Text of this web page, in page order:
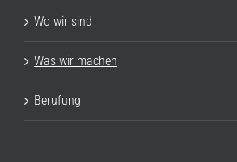
Wo wir sind
Was wir machen
Berufung